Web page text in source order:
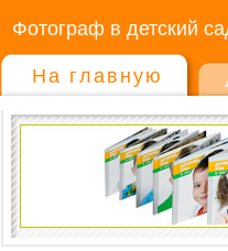
Фотограф в детский
На главную